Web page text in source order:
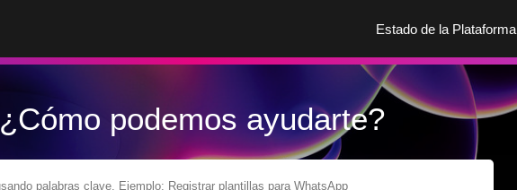
Estado de la Plataforma
¿Cómo podemos ayudarte?